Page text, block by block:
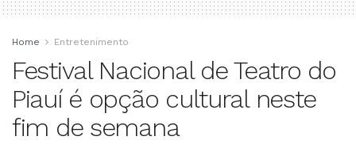
Home Entretenimento
Festival Nacional de Teatro do
Piauí é opção cultural neste
fim de semana